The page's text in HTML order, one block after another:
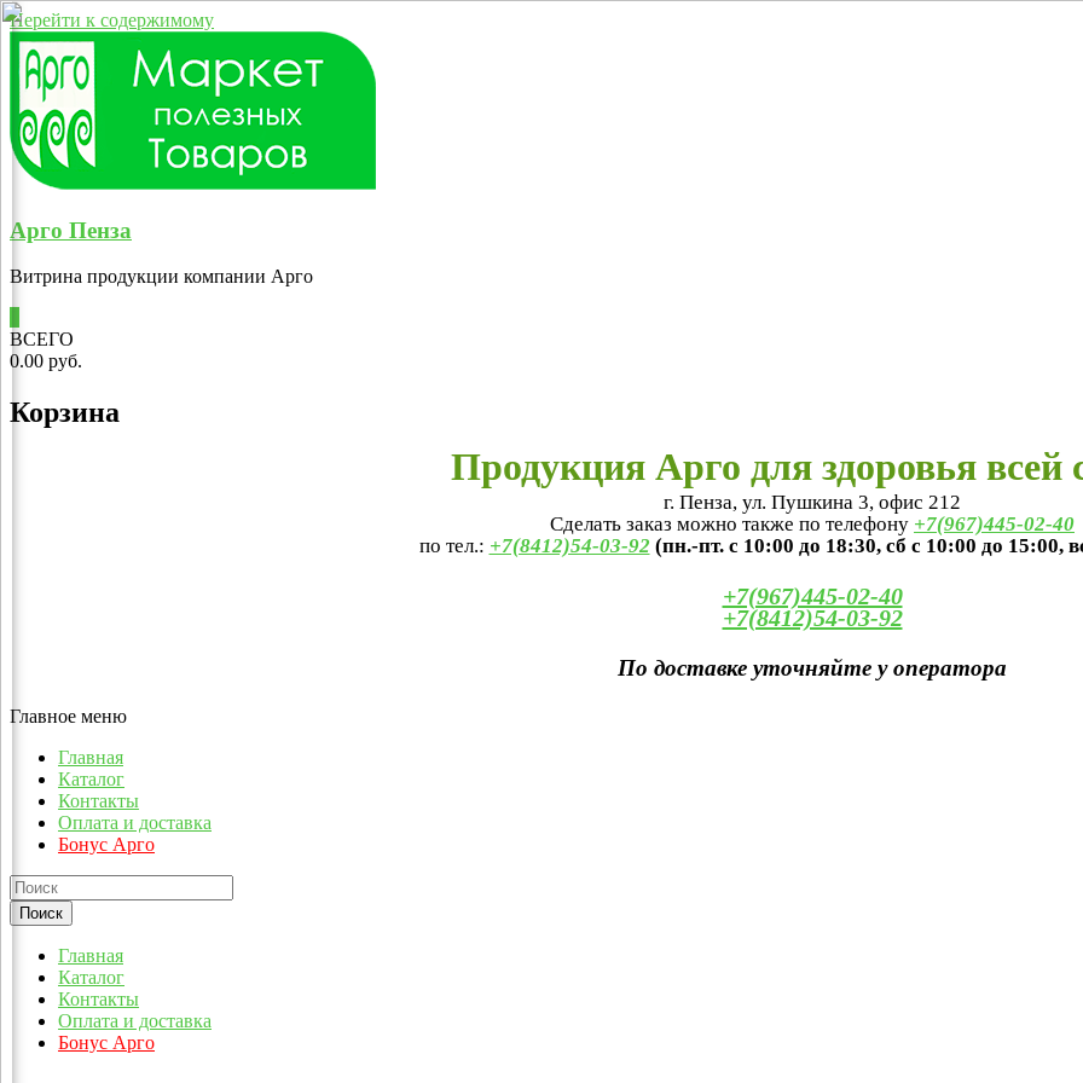
Перейти к содержимому
Арго Пенза
Витрина продукции компании Арго
ВСЕГО
0.00 руб.
Корзина
Продукция Арго для здоровья всей
г. Пенза, ул. Пушкина 3, офис 212
Сделать заказ можно также по телефону +7(967)445-02-40
по тел.: +7(8412)54-03-92 (пн.-пт. с 10:00 до 18:30, сб с 10:00 до 15:00,
+7(967)445-02-40
+7(8412)54-03-92
По доставке уточняйте у оператора
Главное меню
Главная
Каталог
Контакты
Оплата и доставка
Бонус Арго
Главная
Каталог
Контакты
Оплата и доставка
Бонус Арго